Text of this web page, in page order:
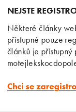
NEJSTE
Některé články
přístupné pouze
článků je
Chci se